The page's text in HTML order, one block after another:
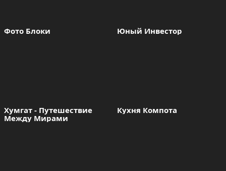
Фото Блоки Юный Инвестор
Хумгат - Путешествие
Между Мирами
Кухня Компота